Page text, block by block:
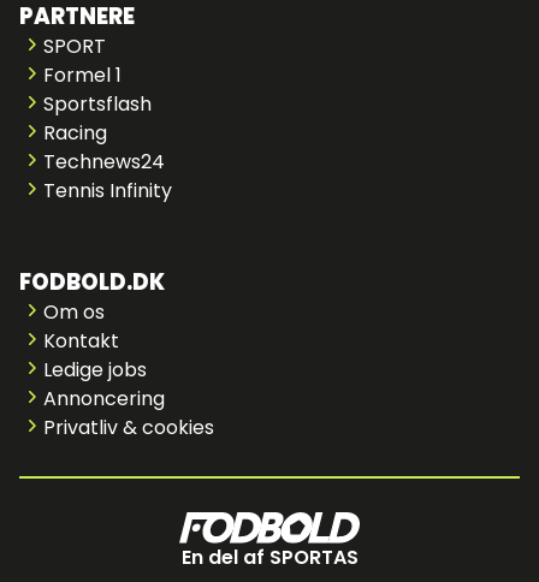
PARTNERE
SPORT
Formel 1
Sportsflash
Racing
Technews24
Tennis Infinity
FODBOLD.DK
Om os
Kontakt
Ledige jobs
Annoncering
Privatliv & cookies
En del af SPORTAS